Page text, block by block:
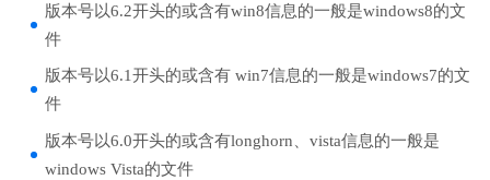
版本号以6.2开头的或含有win8信息的一般是windows8的文
件
版本号以6.1开头的或含有 win7信息的一般是windows7的文
件
版本号以6.0开头的或含有longhorn、vista信息的一般是
windows Vista的文件